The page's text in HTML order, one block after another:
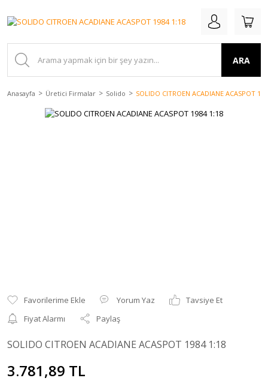
ARA
Anasayfa Üretici Firmalar Solido SOLIDO CITROEN ACADIANE ACASPOT
Yorum Yaz
Tavsiye Et
Fiyat Alarmı
Paylaş
SOLIDO CITROEN ACADIANE ACASPOT 1984 1:18
3.781,89 TL